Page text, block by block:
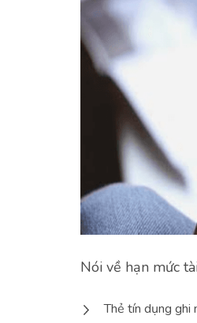
Nói về hạn mức
Thẻ tín dụng ghi